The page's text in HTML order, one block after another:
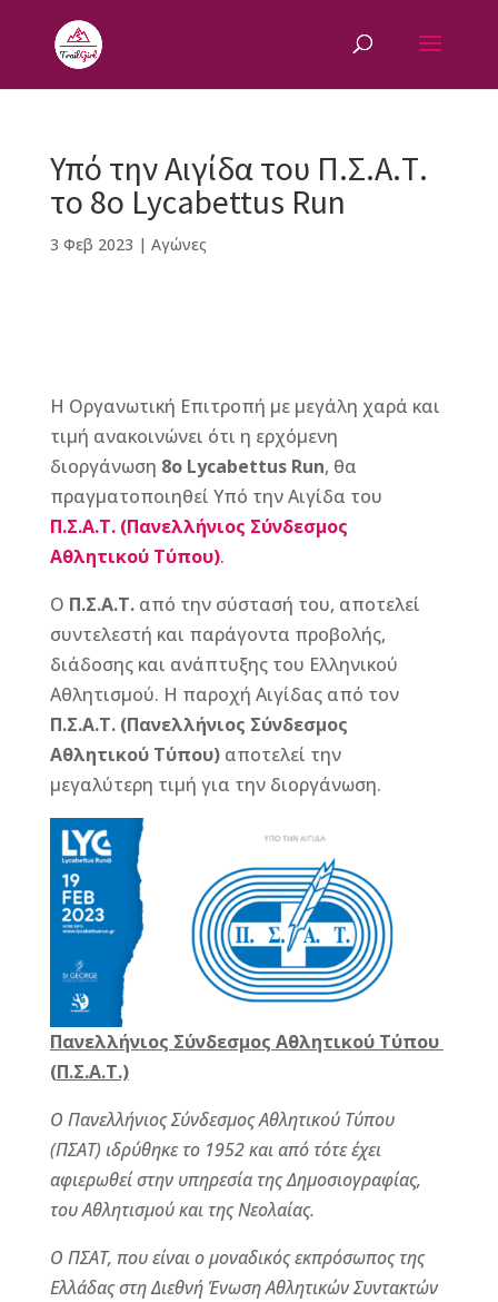
Υπό την Αιγίδα του Π.Σ.Α.Τ.
το 8ο Lycabettus Run
3 Φεβ 2023 | Αγώνες
c
e
b
o
o
k
ss
e
n
g
e
r
b
e
r
ai
l
it
te
r
n
te
r
e
st
Η Οργανωτική Επιτροπή με μεγάλη χαρά και
τιμή ανακοινώνει ότι η ερχόμενη
διοργάνωση 8ο Lycabettus Run, θα
πραγματοποιηθεί Υπό την Αιγίδα του
Π.Σ.Α.Τ. (Πανελλήνιος Σύνδεσμος
Αθλητικού Τύπου).
Ο Π.Σ.Α.Τ.από την σύστασή του, αποτελεί
συντελεστή και παράγοντα προβολής,
διάδοσης και ανάπτυξης του Ελληνικού
Αθλητισμού. Η παροχή Αιγίδας από τον
Π.Σ.Α.Τ. (Πανελλήνιος Σύνδεσμος
Αθλητικού Τύπου)αποτελεί την
μεγαλύτερη τιμή για την διοργάνωση.
Πανελλήνιος Σύνδεσμος Αθλητικού Τύπου
(Π.Σ.Α.Τ.)
Ο Πανελλήνιος Σύνδεσμος Αθλητικού Τύπου
(ΠΣΑΤ) ιδρύθηκε το 1952 και από τότε έχει
αφιερωθεί στην υπηρεσία της Δημοσιογραφίας,
του Αθλητισμού και της Νεολαίας.
Ο ΠΣΑΤ, που είναι ο μοναδικός εκπρόσωπος της
Ελλάδας στη Διεθνή Ένωση Αθλητικών Συντακτών